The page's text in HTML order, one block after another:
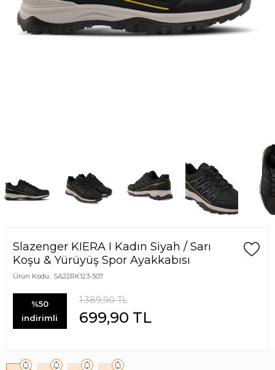
Slazenger KIERA I Kadın Siyah / Sarı
Koşu & Yürüyüş Spor Ayakkabısı
Ürün Kodu: SA22RK123-507
%50
indirimli
1.389,90TL
699,90 TL